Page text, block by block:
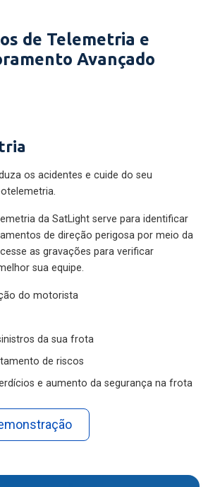
de Telemetria e
Avançado
os acidentes e cuide do seu
da SatLight serve para identificar
de direção perigosa por meio da
as gravações para verificar
sua equipe.
do motorista
da sua frota
de riscos
e aumento da segurança na frota